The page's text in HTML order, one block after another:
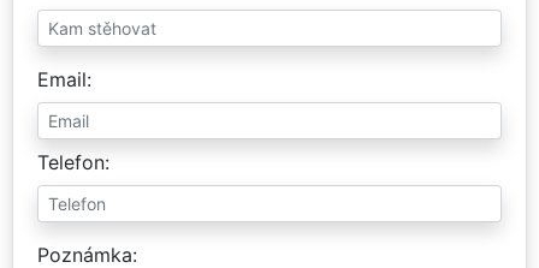
Email
Telefon
Poznámka